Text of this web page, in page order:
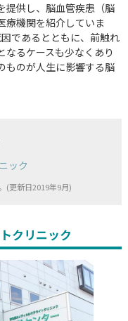
提供し、脳血管疾患（脳
療機関を紹介していま
であるとともに、前触れ
なるケースも少なくあり
ものが人生に影響する脳
ック
(更新日2019年9月)
クリニック